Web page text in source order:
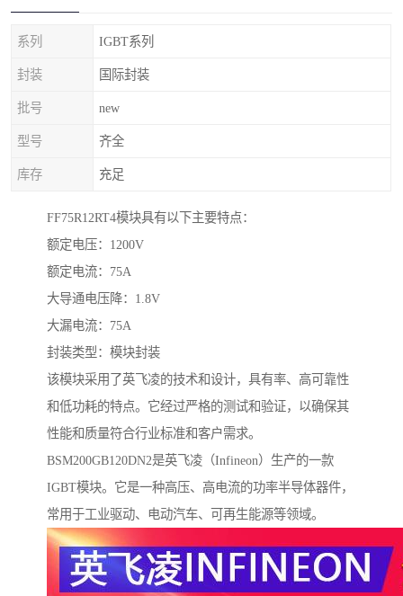
系列 IGBT系列
封装 国际封装
批号 new
型号 齐全
库存 充足
FF75R12RT4模块具有以下主要特点：
额定电压：1200V
额定电流：75A
大导通电压降：1.8V
大漏电流：75A
封装类型：模块封装
该模块采用了英飞凌的技术和设计，具有率、高可靠性
和低功耗的特点。它经过严格的测试和验证，以确保其
性能和质量符合行业标准和客户需求。
BSM200GB120DN2是英飞凌（Infineon）生产的一款
IGBT模块。它是一种高压、高电流的功率半导体器件，
常用于工业驱动、电动汽车、可再生能源等领域。